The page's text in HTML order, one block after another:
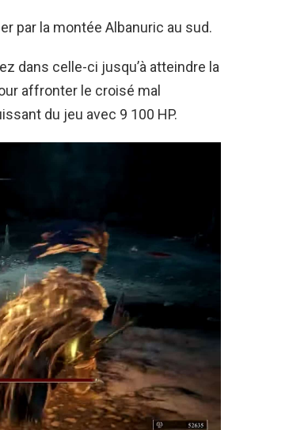
par la montée Albanuric au sud.
dans celle-ci jusqu’à atteindre la
affronter le croisé mal
du jeu avec 9 100 HP.